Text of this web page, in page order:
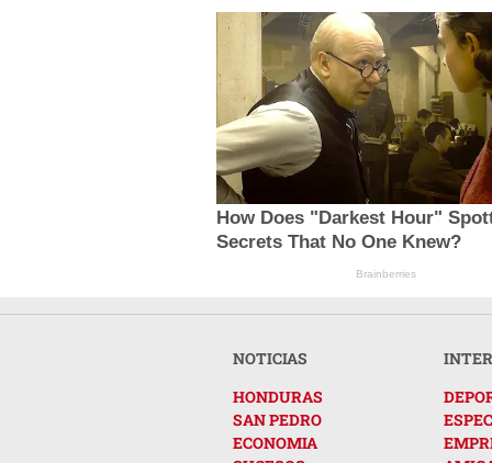
How Does "Darkest Hour"
Secrets That No One Knew?
Brainberries
NOTICIAS
HONDURAS
SAN PEDRO
ECONOMIA